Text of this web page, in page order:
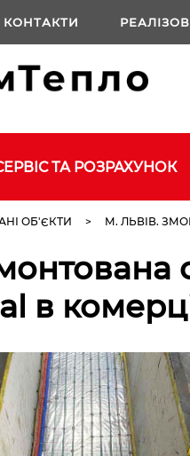
КОНТАКТИ
ТА РОЗРАХУНОК
ОБ'ЄКТИ > М. ЛЬВІВ.
в